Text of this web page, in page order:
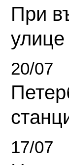
При
20/07
17/07